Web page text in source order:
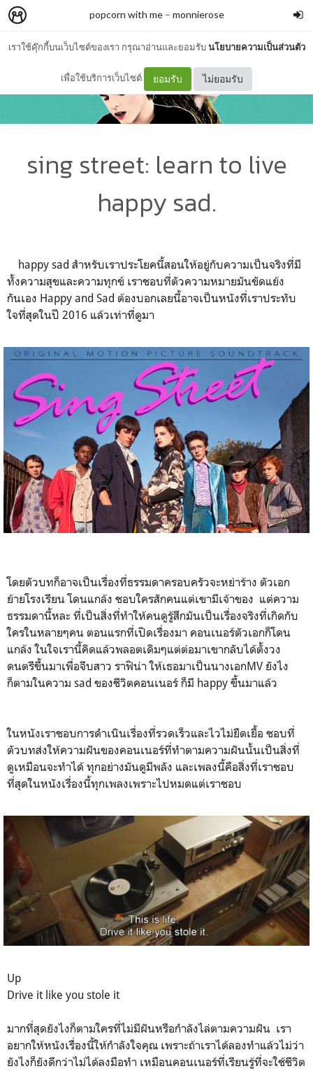
เราใช้คุ๊กกี้บนเว็บไซต์ของเรา กรุณาอ่านและยอมรับนโยบายความเป็นส่วนตัว
เพื่อใช้บริการเว็บไซต์ ยอมรับ ไม่ยอมรับ
popcorn with me– monnierose
sing street: learn to live
happy sad.
happy sad สำหรับเราประโยคนี้สอนให้อยู่กับความเป็นจริงที่มี
ทั้งความสุขและความทุกข์ เราชอบที่ตัวความหมายมันขัดแย้ง
กันเอง Happy and Sad ต้องบอกเลยนี้อาจเป็นหนังที่เราประทับ
ใจที่สุดในปี 2016 แล้วเท่าที่ดูมา
โดยตัวบทก็อาจเป็นเรื่องที่ธรรมดาครอบครัวจะหย่าร้าง ตัวเอก
ย้ายโรงเรียน โดนแกล้ง ชอบใครสักคนแต่เขามีเจ้าของ แต่ความ
ธรรมดานี้หละ ที่เป็นสิ่งที่ทำให้คนดูรู้สึกมันเป็นเรื่องจริงที่เกิดกับ
ใครในหลายๆคน ตอนแรกที่เปิดเรื่องมา คอนเนอร์ตัวเอกก็โดน
แกล้ง ในใจเรานี้คิดแล้วพลอตเดิมๆแต่ต่อมาเขากลับได้ตั้งวง
ดนตรีขึ้นมาเพื่อจีบสาว ราฟิน่า ให้เธอมาเป็นนางเอกMV ยังไง
ก็ตามในความ sad ของชีวิตคอนเนอร์ ก็มี happy ขึ้นมาแล้ว
ในหนังเราชอบการดำเนินเรื่องที่รวดเร็วและไวไม่ยืดเยื้อ ชอบที่
ตัวบทส่งให้ความฝันของคอนเนอร์ที่ทำตามความฝันนั้นเป็นสิ่งที่
ดูเหมือนจะทำได้ ทุกอย่างมันดูมีพลัง และเพลงนี้คือสิ่งที่เราชอบ
ที่สุดในหนังเรื่องนี้ทุกเพลงเพราะไปหมดแต่เราชอบ
Up
Drive it like you stole it
มากที่สุดยังไงก็ตามใครที่ไม่มีฝันหรือกำลังไล่ตามความฝัน เรา
อยากให้หนังเรื่องนี้ให้กำลังใจคุณ เพราะถ้าเราได้ลองทำแล้วไม่ว่า
ยังไงก็ยังดีกว่าไม่ได้ลงมือทำ เหมือนคอนเนอร์ที่เรียนรู้ที่จะใช้ชีวิต